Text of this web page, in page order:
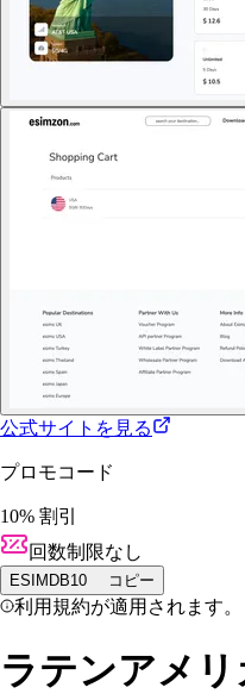
公式サイトを見る
プロモコード
10% 割引
回数制限なし
ESIMDB10 コピー
利用規約が適用されます。
ラテンアメリ